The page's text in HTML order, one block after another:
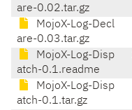
are-0.02.tar.gz
MojoX-Log-Decl
are-0.03.tar.gz
MojoX-Log-Disp
atch-0.1.readme
MojoX-Log-Disp
atch-0.1.tar.gz